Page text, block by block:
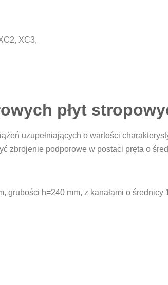
XC3,
płyt
uzupełniających o wartości
zbrojenie podporowe w postaci pręta o
grubości h=240 mm, z kanałami o